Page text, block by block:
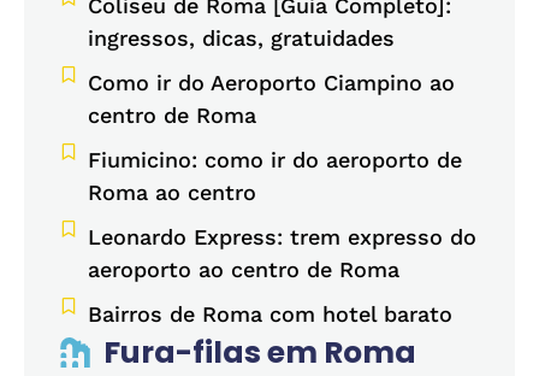
Coliseu de Roma [Guia Completo]:
ingressos, dicas, gratuidades
Como ir do Aeroporto Ciampino ao
centro de Roma
Fiumicino: como ir do aeroporto de
Roma ao centro
Leonardo Express: trem expresso do
aeroporto ao centro de Roma
Bairros de Roma com hotel barato
Fura-filas em Roma